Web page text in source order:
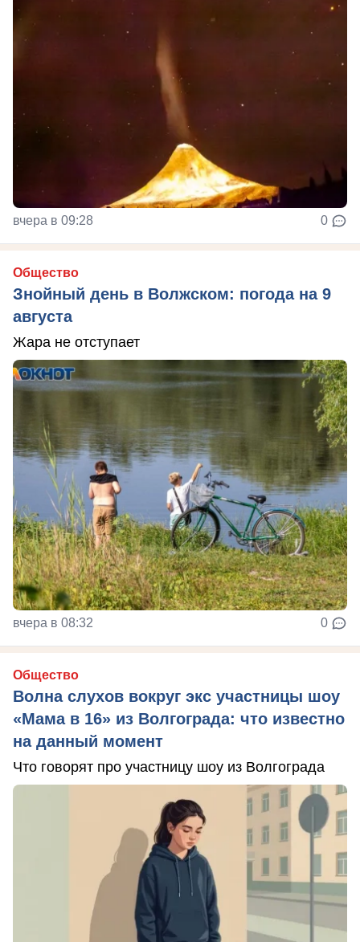
вчера в 09:28 0
Общество
Знойный день в Волжском: погода на 9
августа
Жара не отступает
вчера в 08:32 0
Общество
Волна слухов вокруг экс участницы шоу
«Мама в 16» из Волгограда: что известно
на данный момент
Что говорят про участницу шоу из Волгограда